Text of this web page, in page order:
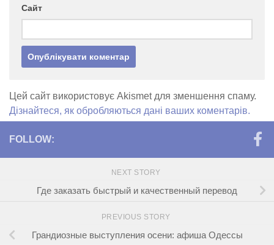
Сайт
Цей сайт використовує Akismet для зменшення спаму.
Дізнайтеся, як обробляються дані ваших коментарів.
FOLLOW:
NEXT STORY
Где заказать быстрый и качественный перевод
PREVIOUS STORY
Грандиозные выступления осени: афиша Одессы